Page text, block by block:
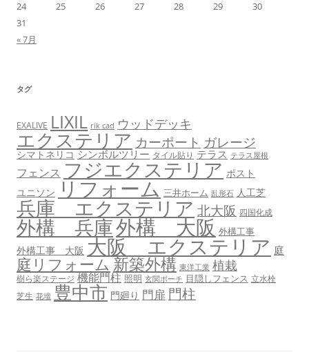
24
25 26 27 28 29
30
31
« 7月
タグ
EXALIVE LIXIL rik cad ウッドデッキ
エクステリア カーポート ガレージ
シマトネリコ シンボルツリー タイル貼り テラス テラス屋根
フェンス フジエクステリア ポスト
ユニソン リフォーム 三井ホーム 乱形石 人工芝
兵庫 エクステリア 北大阪 四国化成
外構 兵庫外構 大阪 外構工事
外構工事 大阪 大阪 エクステリア 庭
庭リフォーム 新築外構 東洋工業 植栽
樹ら楽ステージ 機能門柱 照明 玄関ポーチ 目隠しフェンス 立水栓
芝生 花壇 豊中市 門廻り 門扉 門柱